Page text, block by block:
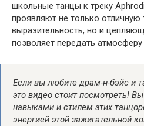
школьные танцы к треку
проявляют не только отличную
выразительность, но и
позволяет передать атмосферу
Если вы любите драм-н-бэйс и
это видео стоит посмотреть!
навыками и стилем этих
энергией этой зажигательной